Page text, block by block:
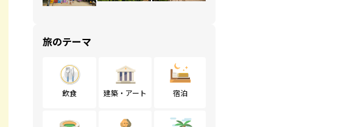
旅のテーマ
飲食 建築・アート 宿泊